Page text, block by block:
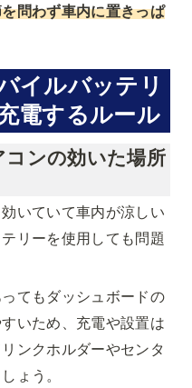
問わず車内に置きっぱ
イルバッテリ
電するルール
コンの効いた場所
いていて車内が涼しい
リーを使用しても問題
てもダッシュボードの
いため、充電や設置は
ンクホルダーやセンタ
ょう。